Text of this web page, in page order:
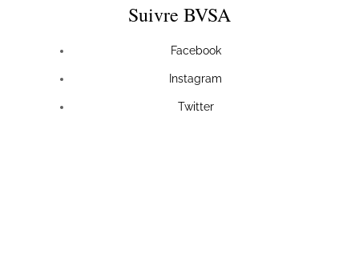
Suivre BVSA
Facebook
Instagram
Twitter